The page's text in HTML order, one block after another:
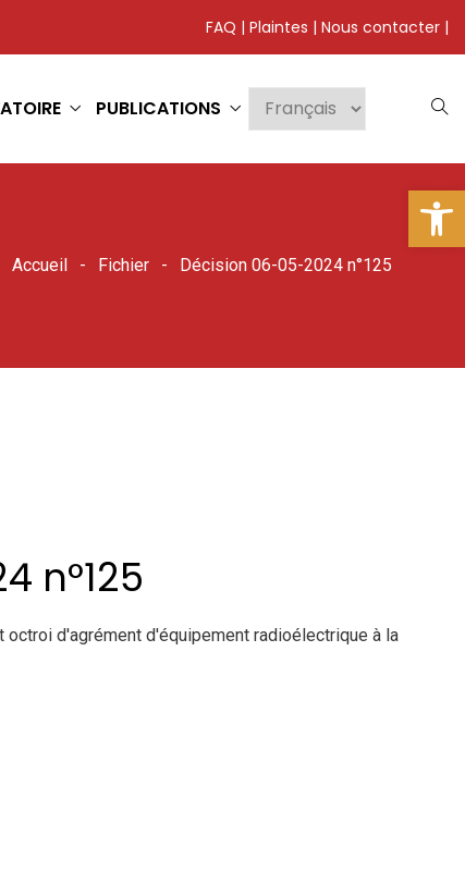
FAQ | Plaintes | Nous contacter |
PUBLICATIONS
Accueil Fichier Décision 06-05-2024 n°125
n°125
d'agrément d'équipement radioélectrique à la